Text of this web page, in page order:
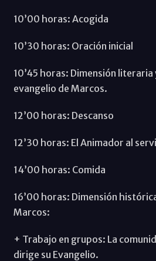
10’00 horas: Acogida
10’30 horas: Oración inicial
10’45 horas: Dimensión
evangelio de Marcos.
12’00 horas: Descanso
12’30 horas: El Animador al
14’00 horas: Comida
16’00 horas: Dimensión
Marcos:
+ Trabajo en grupos: La
dirige su Evangelio.